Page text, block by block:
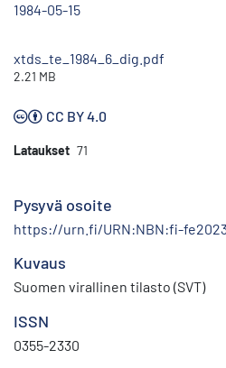
1984-05-15
xtds_te_1984_6_dig.pdf
2.21 MB
CC BY 4.0
Lataukset 71
Pysyvä osoite
https://urn.fi/URN:NBN:fi-
Kuvaus
Suomen virallinen tilasto (SVT)
ISSN
0355-2330